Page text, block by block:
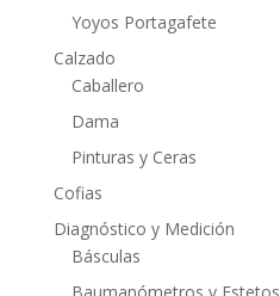
Yoyos Portagafete
Calzado
Caballero
Dama
Pinturas y Ceras
Cofias
Diagnóstico y Medición
Básculas